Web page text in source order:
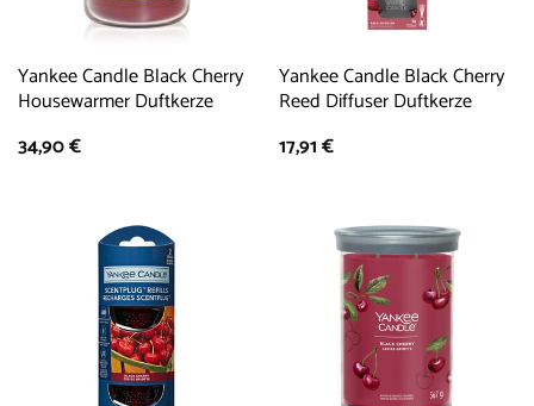
Yankee Candle Black Cherry
Housewarmer Duftkerze
34,90€
Yankee Candle Black Cherry
Reed Diffuser Duftkerze
17,91€